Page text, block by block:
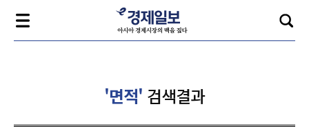
'면적' 검색결과